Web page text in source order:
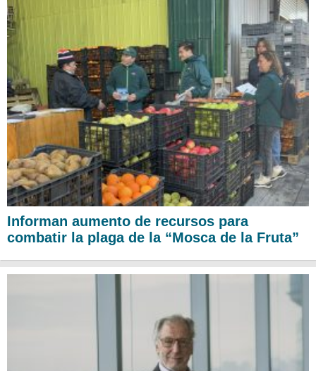
Informan aumento de recursos para
combatir la plaga de la “Mosca de la Fruta”